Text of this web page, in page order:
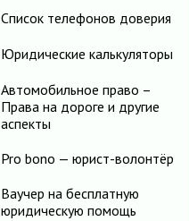
Список телефонов доверия
Юридические калькуляторы
Автомобильное право –
Права на дороге и другие
аспекты
Pro bono — юрист-волонтёр
Ваучер на бесплатную
юридическую помощь